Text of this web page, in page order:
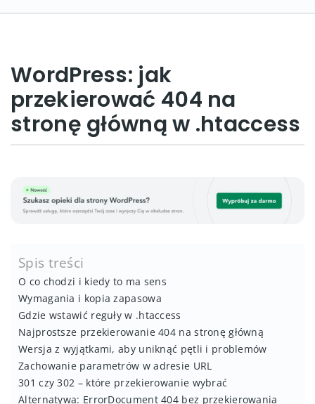
WordPress: jak
przekierować 404 na
stronę główną w .htaccess
Spis treści
O co chodzi i kiedy to ma sens
Wymagania i kopia zapasowa
Gdzie wstawić reguły w .htaccess
Najprostsze przekierowanie 404 na stronę główną
Wersja z wyjątkami, aby uniknąć pętli i problemów
Zachowanie parametrów w adresie URL
301 czy 302 – które przekierowanie wybrać
Alternatywa: ErrorDocument 404 bez przekierowania